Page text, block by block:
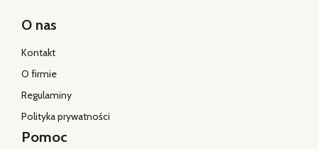
O nas
Kontakt
O firmie
Regulaminy
Polityka prywatności
Pomoc